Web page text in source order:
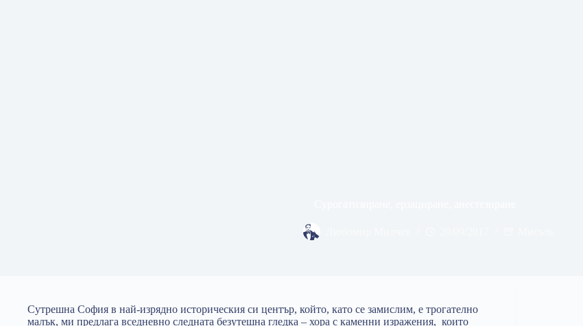
Сутрешна София в най-изрядно историческия си център, който, като се замислим, е трогателно
малък, ми предлага вседневно следната безутешна гледка – хора с каменни изражения, които